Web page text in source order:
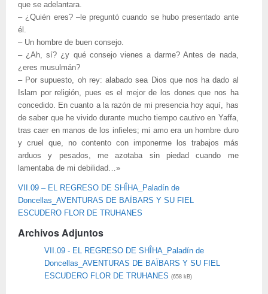
que se adelantara.
– ¿Quién eres? –le preguntó cuando se hubo presentado ante
él.
– Un hombre de buen consejo.
– ¿Ah, sí? ¿y qué consejo vienes a darme? Antes de nada,
¿eres musulmán?
– Por supuesto, oh rey: alabado sea Dios que nos ha dado al
Islam por religión, pues es el mejor de los dones que nos ha
concedido. En cuanto a la razón de mi presencia hoy aquí, has
de saber que he vivido durante mucho tiempo cautivo en Yaffa,
tras caer en manos de los infieles; mi amo era un hombre duro
y cruel que, no contento con imponerme los trabajos más
arduos y pesados, me azotaba sin piedad cuando me
lamentaba de mi debilidad…»
VII.09 – EL REGRESO DE SHÎHA_Paladín de
Doncellas_AVENTURAS DE BAÏBARS Y SU FIEL
ESCUDERO FLOR DE TRUHANES
Archivos Adjuntos
VII.09 - EL REGRESO DE SHÎHA_Paladín de
Doncellas_AVENTURAS DE BAÏBARS Y SU FIEL
ESCUDERO FLOR DE TRUHANES (658 kB)